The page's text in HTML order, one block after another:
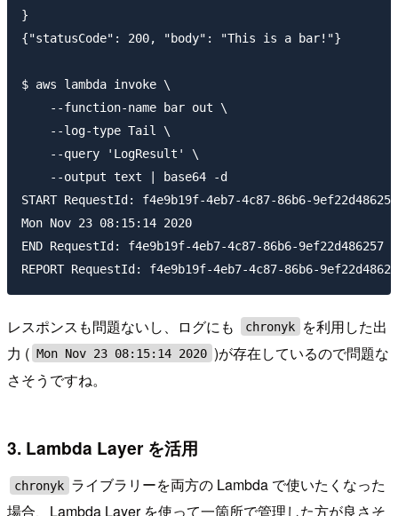
}
{"statusCode": 200, "body": "This is a bar!"}
$ aws lambda invoke \
    --function-name bar out \
    --log-type Tail \
    --query 'LogResult' \
    --output text | base64 -d
START RequestId: f4e9b19f-4eb7-4c87-86b6-
Mon Nov 23 08:15:14 2020
END RequestId: f4e9b19f-4eb7-4c87-86b6-9ef22d486257
レスポンスも問題ないし、ログにも chronyk
を利用した出
力 ( Mon Nov 23 08:15:14 2020 )が存在しているので問題な
さそうですね。
3. Lambda Layer を活用
chronyk ライブラリーを両方の Lambda で使いたくなった
場合、Lambda Layer を使って一箇所で管理した方が良さそ